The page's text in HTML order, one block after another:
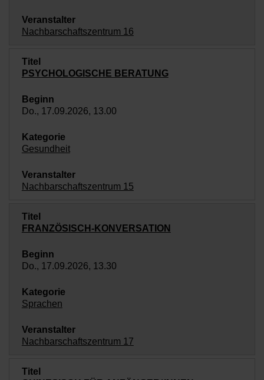
Nachbarschaftszentrum 16
PSYCHOLOGISCHE BERATUNG
Do., 17.09.2026, 13.00
Gesundheit
Nachbarschaftszentrum 15
FRANZÖSISCH-KONVERSATION
Do., 17.09.2026, 13.30
Sprachen
Nachbarschaftszentrum 17